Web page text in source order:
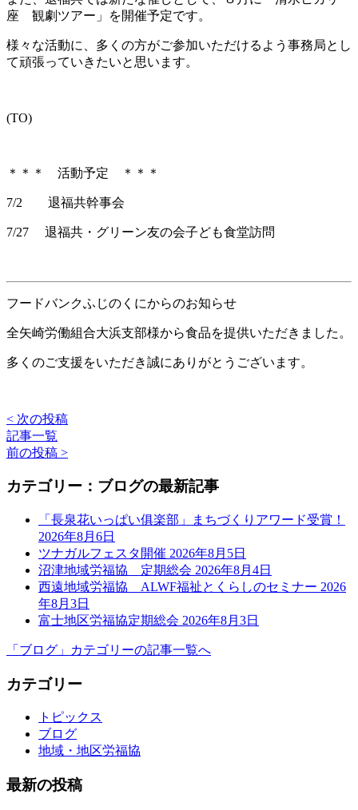
座 観劇ツアー」を開催予定です。
様々な活動に、多くの方がご参加いただけるよう事務局とし
て頑張っていきたいと思います。
(TO)
＊＊＊ 活動予定 ＊＊＊
7/2 退福共幹事会
7/27 退福共・グリーン友の会子ども食堂訪問
フードバンクふじのくにからのお知らせ
全矢崎労働組合大浜支部様から食品を提供いただきました。
多くのご支援をいただき誠にありがとうございます。
< 次の投稿
記事一覧
前の投稿 >
カテゴリー：ブログの最新記事
「長泉花いっぱい俱楽部」まちづくりアワード受賞！
2026年8月6日
ツナガルフェスタ開催 2026年8月5日
沼津地域労福協 定期総会 2026年8月4日
西遠地域労福協 ALWF福祉とくらしのセミナー 2026
年8月3日
富士地区労福協定期総会 2026年8月3日
「ブログ」カテゴリーの記事一覧へ
カテゴリー
トピックス
ブログ
地域・地区労福協
最新の投稿